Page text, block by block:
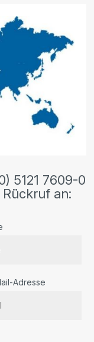
5121 7609-0
an:
Adresse